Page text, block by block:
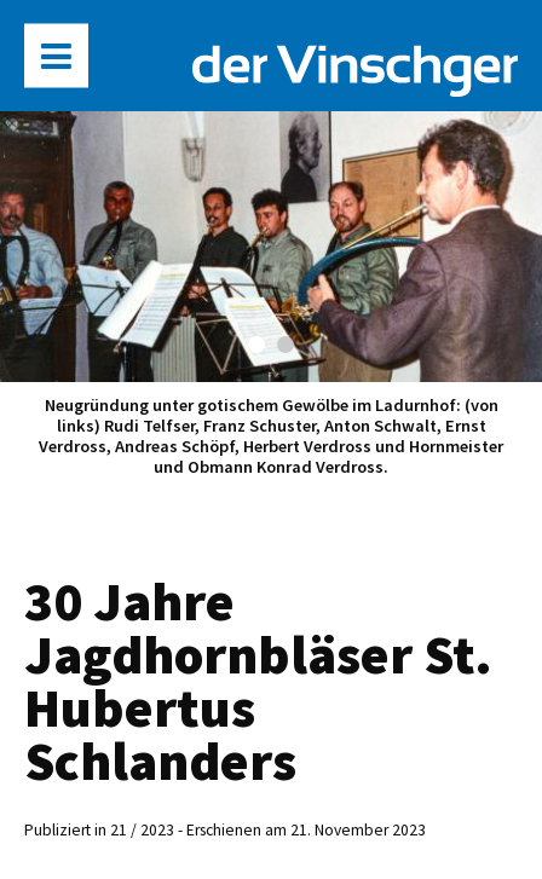
Neugründung unter gotischem Gewölbe im Ladurnhof: (von
links) Rudi Telfser, Franz Schuster, Anton Schwalt, Ernst
Verdross, Andreas Schöpf, Herbert Verdross und Hornmeister
und Obmann Konrad Verdross.
30 Jahre
Jagdhornbläser St.
Hubertus
Schlanders
Publiziert in 21 / 2023 - Erschienen am 21. November 2023